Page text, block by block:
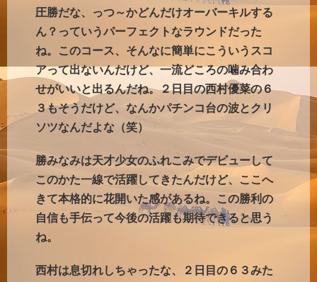
圧勝だな、っつ～かどんだけオーバーキルする
ん？っていうパーフェクトなラウンドだった
ね。このコース、そんなに簡単にこういうスコ
アって出ないんだけど、一流どころの噛み合わ
せがいいと出るんだね。２日目の西村優菜の６
３もそうだけど、なんかパチンコ台の波とクリ
ソツなんだよな（笑）
勝みなみは天才少女のふれこみでデビューして
このかた一線で活躍してきたんだけど、ここへ
きて本格的に花開いた感があるね。この勝利の
自信も手伝って今後の活躍も期待できると思う
ね。
西村は息切れしちゃったな、２日目の６３みた